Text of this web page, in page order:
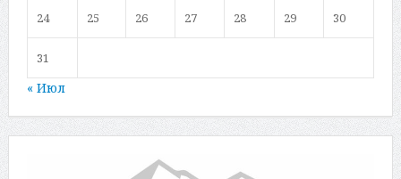
24 25 26 27 28 29 30
31
« Июл